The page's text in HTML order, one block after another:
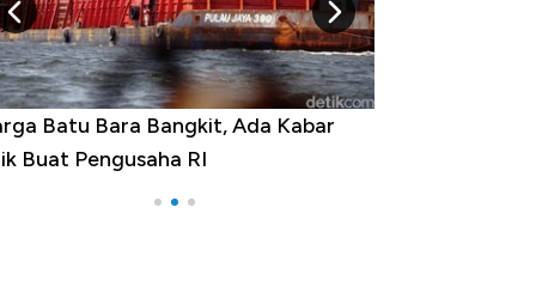
Batu Bara Bangkit, Ada Kabar
Buat Pengusaha RI